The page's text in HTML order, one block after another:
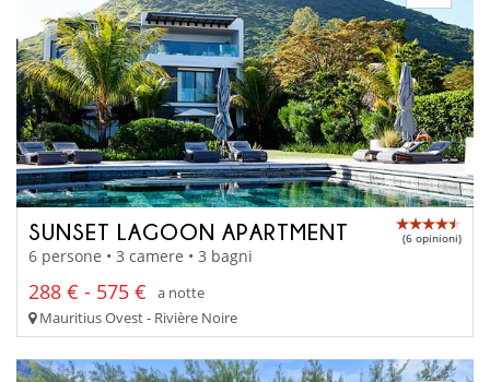
SUNSET LAGOON APARTMENT (6 opinioni)
6 persone • 3 camere • 3 bagni
288 € - 575 €
a notte
Mauritius Ovest - Rivière Noire